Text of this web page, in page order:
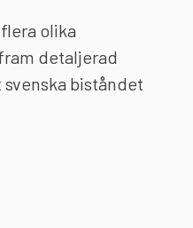
olika
detaljerad
biståndet